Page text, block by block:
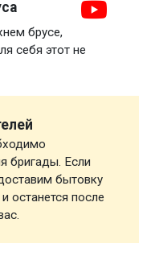
брусе,
себя этот не
бригады. Если
бытовку
останется после